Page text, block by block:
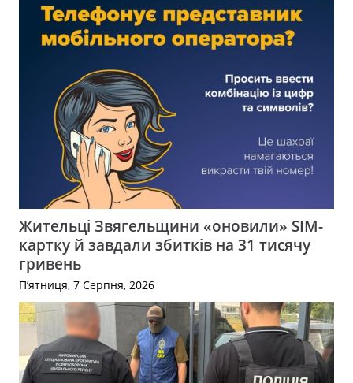
Жительці Звягельщини «оновили» SIM-
картку й завдали збитків на 31 тисячу
гривень
П’ятниця, 7 Серпня, 2026